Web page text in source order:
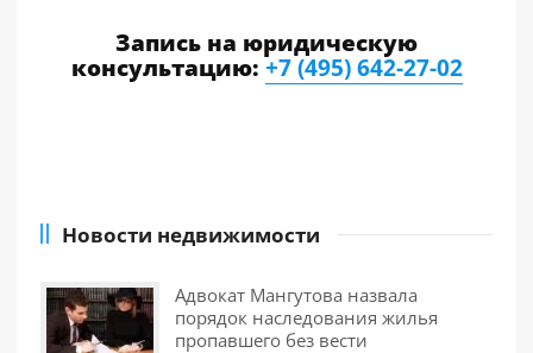
Запись на юридическую
консультацию:+7 (495) 642-27-02
Новости недвижимости
Адвокат Мангутова назвала
порядок наследования жилья
пропавшего без вести